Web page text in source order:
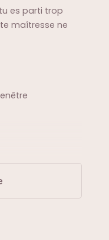
es parti trop
maîtresse ne